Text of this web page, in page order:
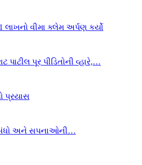
લાખનો વીમા ક્લેમ અર્પણ કર્યો
પૂર પીડિતોની વ્હારે,…
પ્રયાસ
સંબંધો અને સપનાઓની…